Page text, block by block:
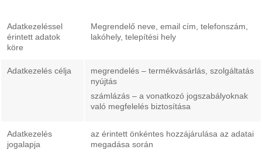
Adatkezeléssel
érintett adatok
köre
Megrendelő neve, email cím, telefonszám,
lakóhely, telepítési hely
Adatkezelés célja
megrendelés – termékvásárlás, szolgáltatás
nyújtás
számlázás – a vonatkozó jogszabályoknak
való megfelelés biztosítása
Adatkezelés
jogalapja
az érintett önkéntes hozzájárulása az adatai
megadása során